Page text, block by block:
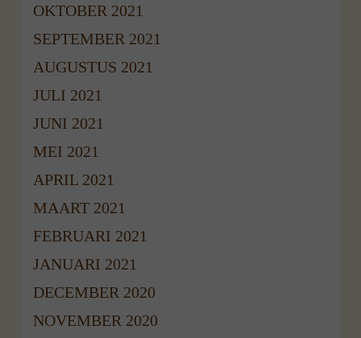
OKTOBER 2021
SEPTEMBER 2021
AUGUSTUS 2021
JULI 2021
JUNI 2021
MEI 2021
APRIL 2021
MAART 2021
FEBRUARI 2021
JANUARI 2021
DECEMBER 2020
NOVEMBER 2020